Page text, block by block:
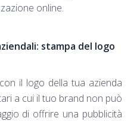
online.
stampa del logo
con il logo della tua azienda
a cui il tuo brand non può
di offrire una pubblicità